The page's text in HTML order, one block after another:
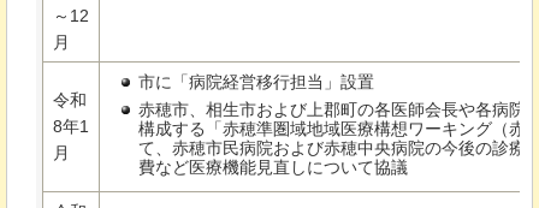
～12
月
令和
8年1
月
市に「病院経営移行担当」設置
赤穂市、相生市および上郡町の各医師会長や各病院
構成する「赤穂準圏域地域医療構想ワーキング（赤
て、赤穂市民病院および赤穂中央病院の今後の診療
費など医療機能見直しについて協議